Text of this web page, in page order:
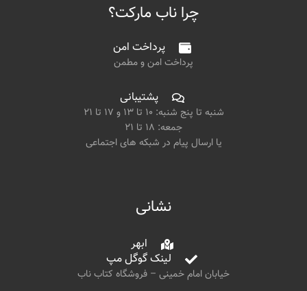
چرا ناب مارکت؟
پرداخت امن
پرداخت امن و مطمن
پشتیبانی
شنبه تا پنج شنبه: ۱۰ تا ۱۳ و ۱۷ تا ۲۱
جمعه: ۱۸ تا ۲۱
یا ارسال پیام در شبکه های اجتماعی
نشانی
ابهر
لینک گوگل مپ
خیابان امام خمینی – فروشگاه کتاب ناب